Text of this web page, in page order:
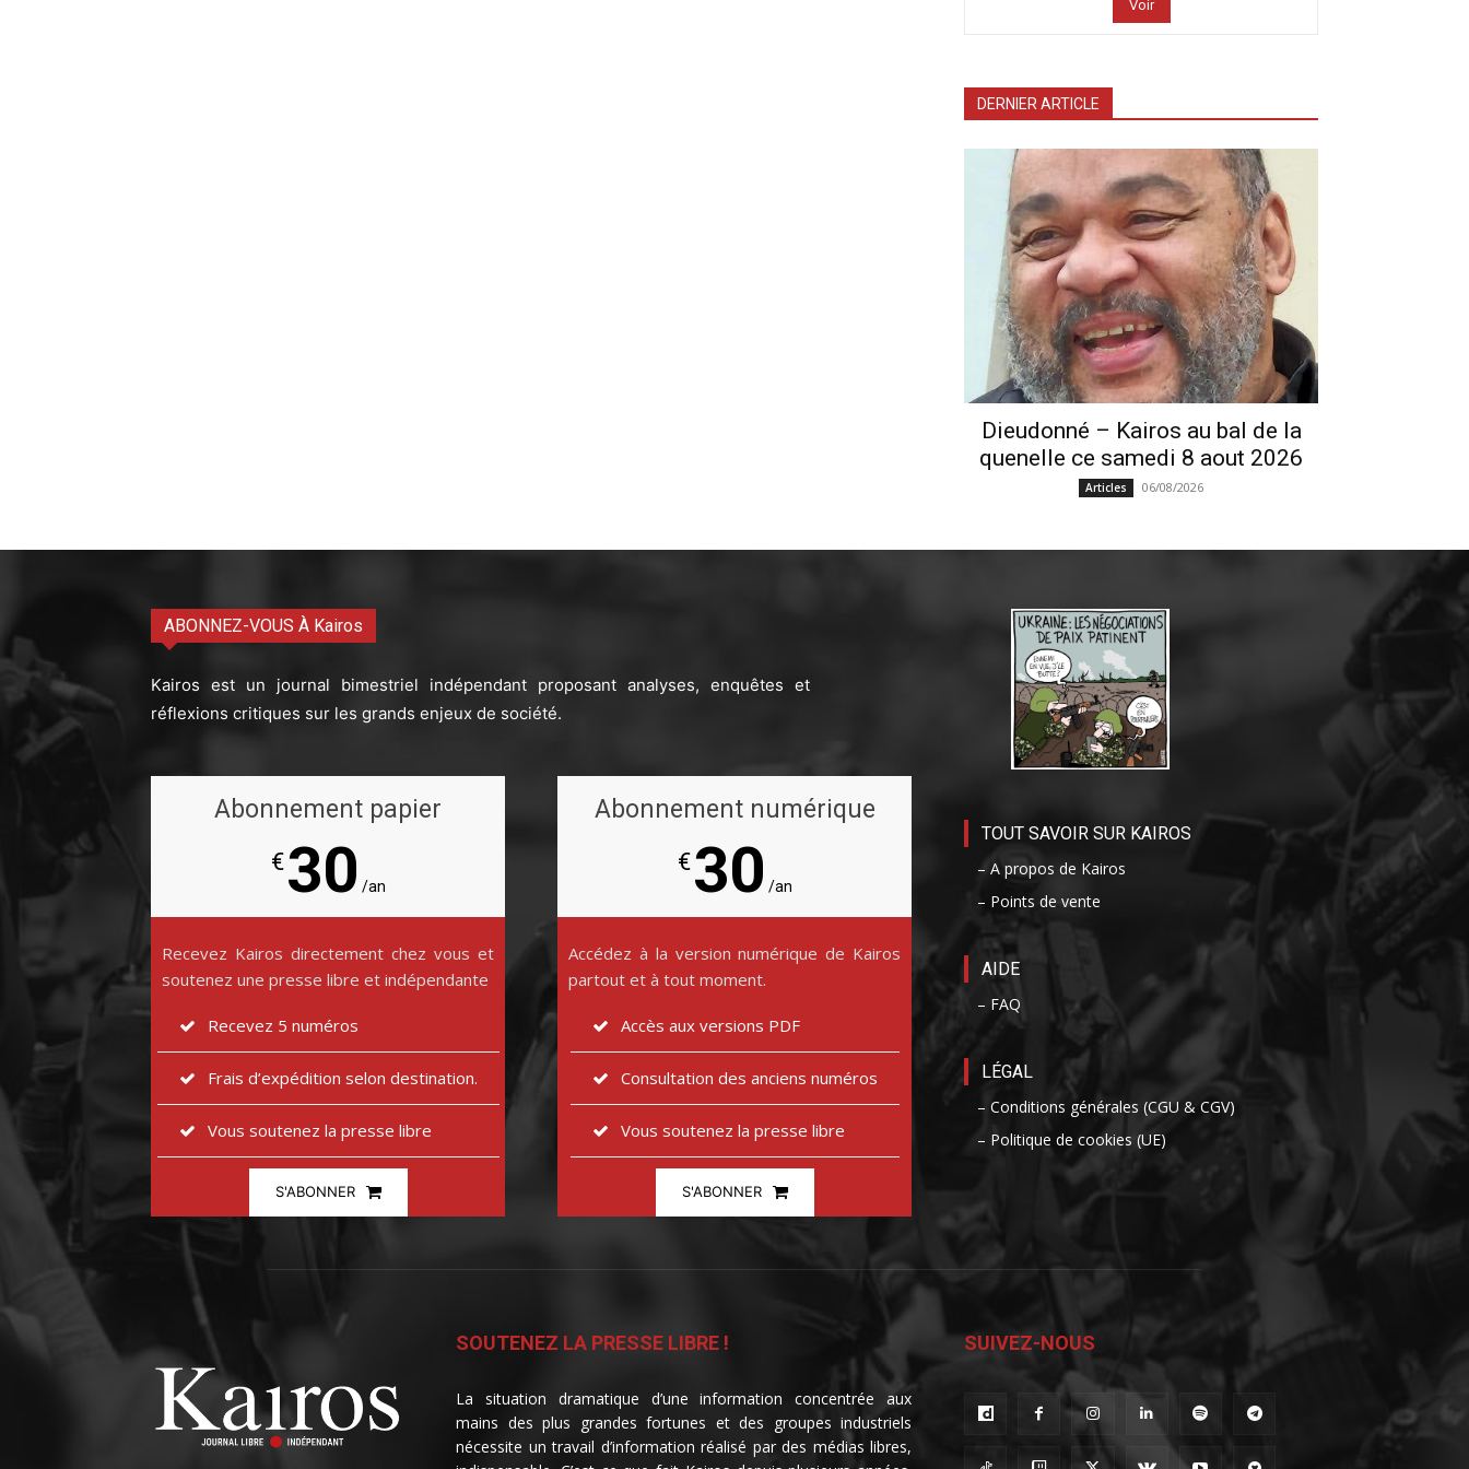
Voir
DERNIER ARTICLE
Dieudonné – Kairos au bal de la
quenelle ce samedi 8 aout 2026
Articles 06/08/2026
ABONNEZ-VOUS À Kairos
Kairos est un journal bimestriel indépendant proposant analyses, enquêtes et
réflexions critiques sur les grands enjeux de société.
Abonnement papier
€30 /an
Recevez Kairos directement chez vous et
soutenez une presse libre et indépendante
Recevez 5 numéros
Frais d’expédition selon destination.
Vous soutenez la presse libre
S'ABONNER
Abonnement numérique
€30 /an
Accédez à la version numérique de Kairos
partout et à tout moment.
Accès aux versions PDF
Consultation des anciens numéros
Vous soutenez la presse libre
S'ABONNER
TOUT SAVOIR SUR KAIROS
– A propos de Kairos
– Points de vente
AIDE
– FAQ
LÉGAL
– Conditions générales (CGU & CGV)
– Politique de cookies (UE)
SOUTENEZ LA PRESSE LIBRE !
La situation dramatique d’une information concentrée aux
mains des plus grandes fortunes et des groupes industriels
nécessite un travail d’information réalisé par des médias libres,
SUIVEZ-NOUS